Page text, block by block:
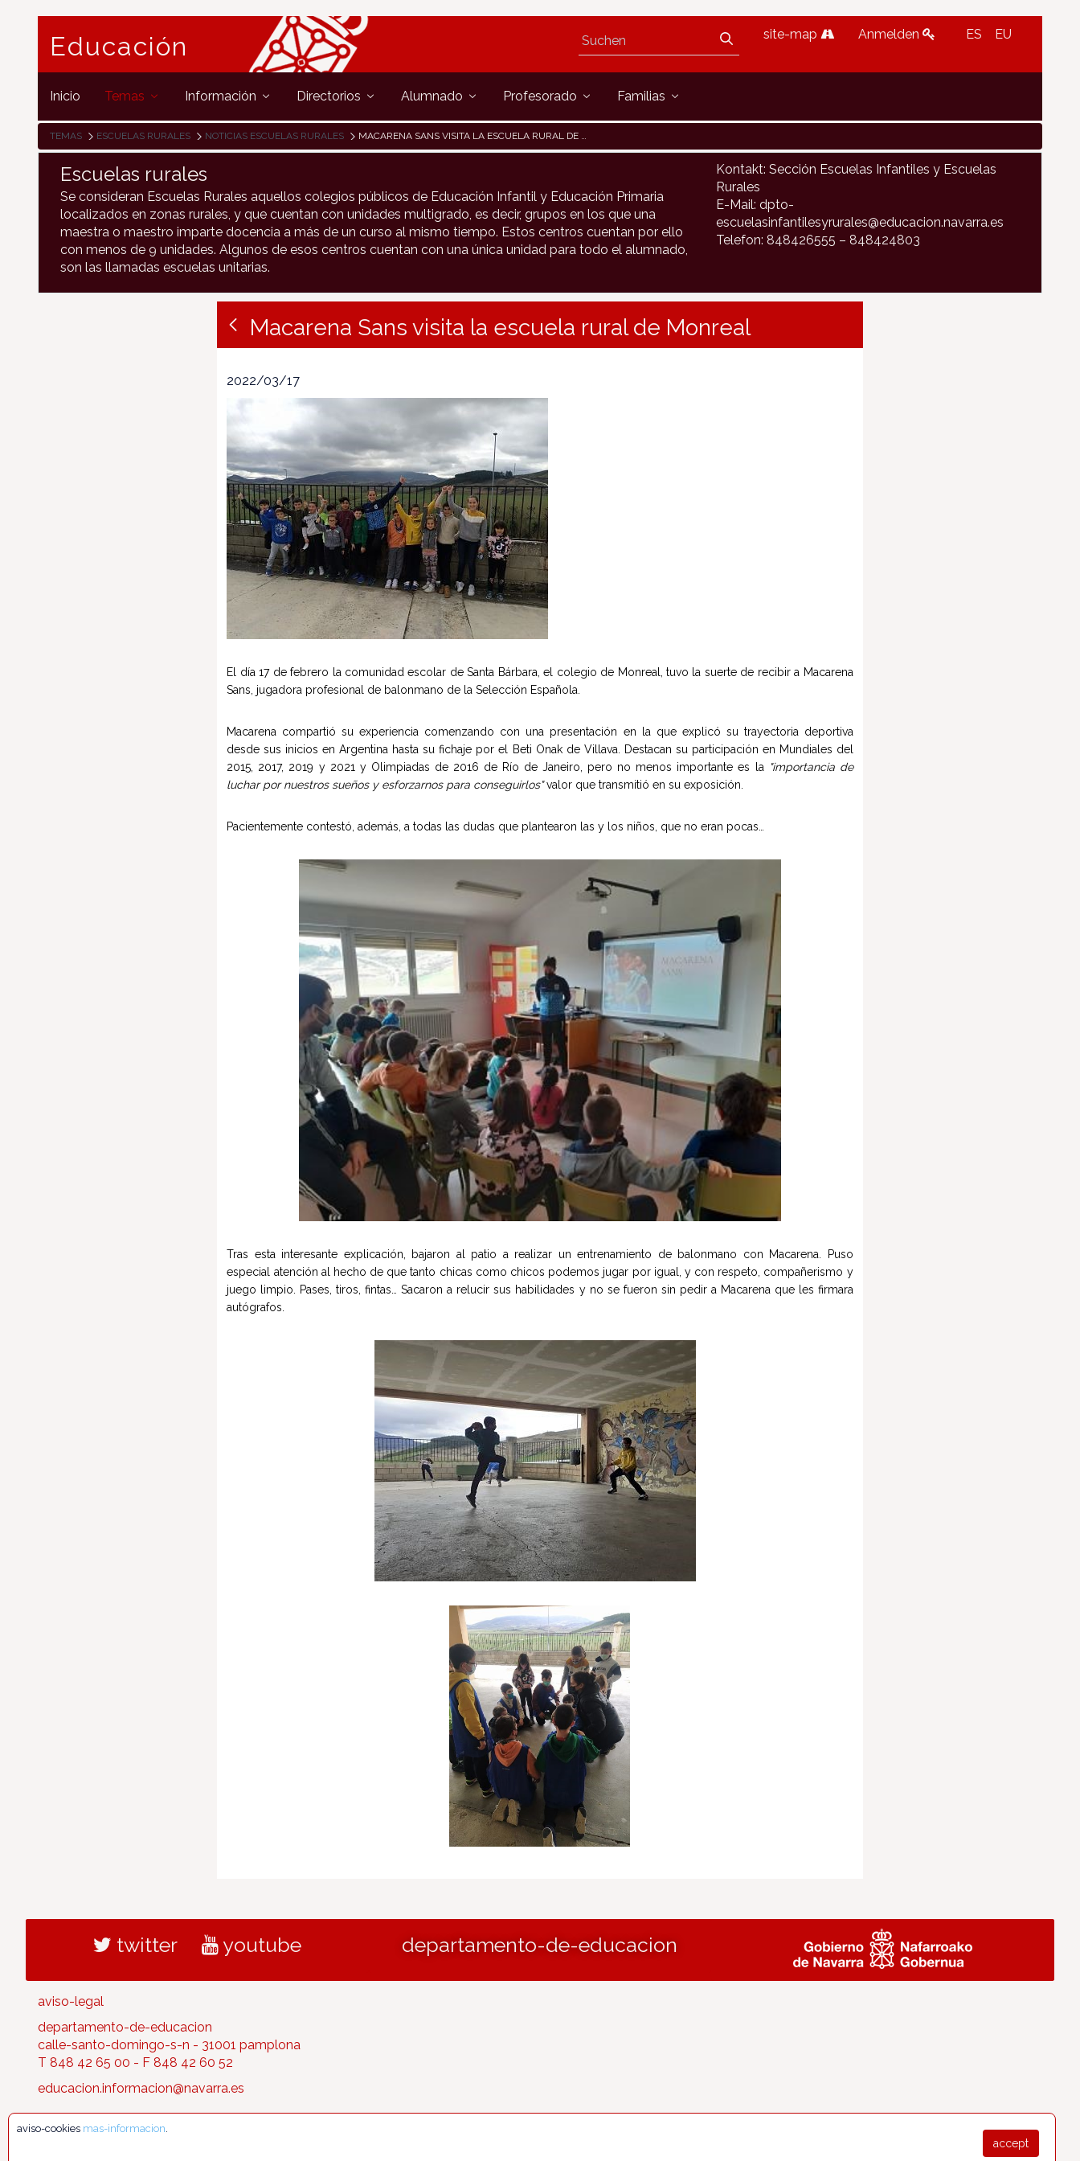
Educación site-map Anmelden ES EU
Inicio Temas Información Directorios Alumnado Profesorado Familias
TEMAS ESCUELAS RURALES NOTICIAS ESCUELAS RURALES MACARENA SANS VISITA LA ESCUELA RURAL DE MONREAL
Escuelas rurales
Se consideran Escuelas Rurales aquellos colegios públicos de Educación Infantil y Educación Primaria
localizados en zonas rurales, y que cuentan con unidades multigrado, es decir, grupos en los que una
maestra o maestro imparte docencia a más de un curso al mismo tiempo. Estos centros cuentan por ello
con menos de 9 unidades. Algunos de esos centros cuentan con una única unidad para todo el alumnado,
son las llamadas escuelas unitarias.
Kontakt: Sección Escuelas Infantiles y Escuelas
Rurales
E-Mail: dpto-
escuelasinfantilesyrurales@educacion.navarra.es
Telefon: 848426555 – 848424803
Macarena Sans visita la escuela rural de Monreal
2022/03/17
El día 17 de febrero la comunidad escolar de Santa Bárbara, el colegio de Monreal, tuvo la suerte de recibir a Macarena
Sans, jugadora profesional de balonmano de la Selección Española.
Macarena compartió su experiencia comenzando con una presentación en la que explicó su trayectoria deportiva
desde sus inicios en Argentina hasta su fichaje por el Beti Onak de Villava. Destacan su participación en Mundiales del
2015, 2017, 2019 y 2021 y Olimpiadas de 2016 de Río de Janeiro, pero no menos importante es la
"importancia de
luchar por nuestros sueños y esforzarnos para conseguirlos"valor que transmitió en su exposición.
Pacientemente contestó, además, a todas las dudas que plantearon las y los niños, que no eran pocas…
Tras esta interesante explicación, bajaron al patio a realizar un entrenamiento de balonmano con Macarena. Puso
especial atención al hecho de que tanto chicas como chicos podemos jugar por igual, y con respeto, compañerismo y
juego limpio.
Pases, tiros, fintas… Sacaron a relucir sus habilidades y no se fueron sin pedir a Macarena que les firmara
autógrafos.
twitter youtube departamento-de-educacion
aviso-legal
departamento-de-educacion
calle-santo-domingo-s-n - 31001 pamplona
T 848 42 65 00 - F 848 42 60 52
educacion.informacion@navarra.es
accept
aviso-cookies mas-informacion.